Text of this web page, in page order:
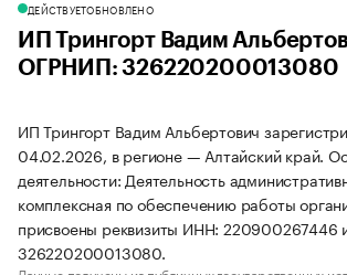
ДЕЙСТВУЕТОБНОВЛЕНО
ИП Трингорт Вадим
ОГРНИП: 326220200013080
ИП Трингорт Вадим Альбертович
04.02.2026, в регионе — Алтайский край.
деятельности: Деятельность
комплексная по обеспечению работы
присвоены реквизиты ИНН:
326220200013080.